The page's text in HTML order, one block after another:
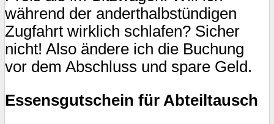
während der anderthalbstündigen
Zugfahrt wirklich schlafen? Sicher
nicht! Also ändere ich die Buchung
vor dem Abschluss und spare Geld.
Essensgutschein für Abteiltausch